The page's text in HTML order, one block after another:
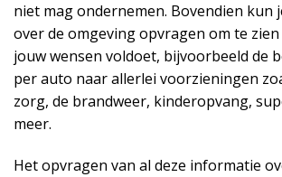
niet mag ondernemen. Bovendien kun
over de omgeving opvragen om te zien
jouw wensen voldoet, bijvoorbeeld de
per auto naar allerlei voorzieningen
zorg, de brandweer, kinderopvang,
meer.
Het opvragen van al deze informatie